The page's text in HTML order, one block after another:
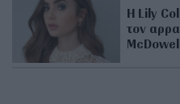
H Lily
τον